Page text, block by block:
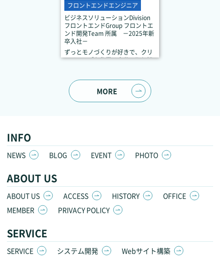
フロントエンドエンジニア
ビジネスソリューションDivision
フロントエンドGroup フロントエ
ンド開発Team 所属 －2025年新
卒入社－
ずっとモノづくりが好きで、クリ
エイティブな作業は自分の取り組
毎日楽しいです。
MORE
INFO
NEWS BLOG EVENT PHOTO
ABOUT US
ABOUT US ACCESS HISTORY
OFFICE
MEMBER
PRIVACY POLICY
SERVICE
SERVICE システム開発
Webサイト構築